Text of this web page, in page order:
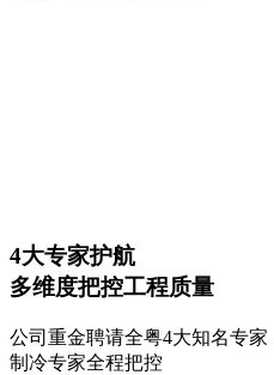
4大专家护航
多维度把控工程质量
公司重金聘请全粤4大知名专
制冷专家全程把控